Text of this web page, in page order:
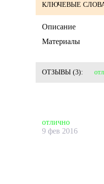
КЛЮЧЕВЫЕ
Описание
Материалы
ОТЗЫВЫ (3):
отлично
9 фев 2016